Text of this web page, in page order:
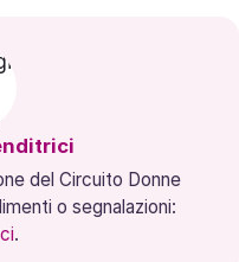
del Circuito Donne
o segnalazioni:
.